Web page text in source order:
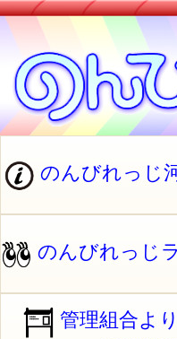
のんびれっじ
のんびれっじ
管理組合よ